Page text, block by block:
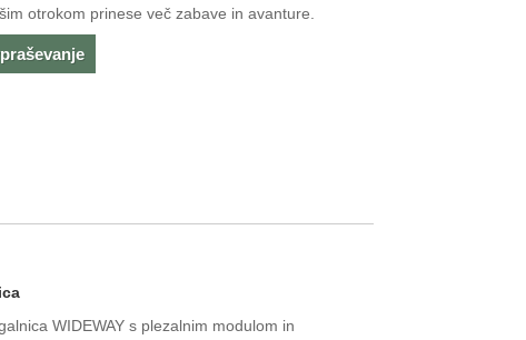
otrokom prinese več zabave in avanture.
WIDEWAY s plezalnim modulom in